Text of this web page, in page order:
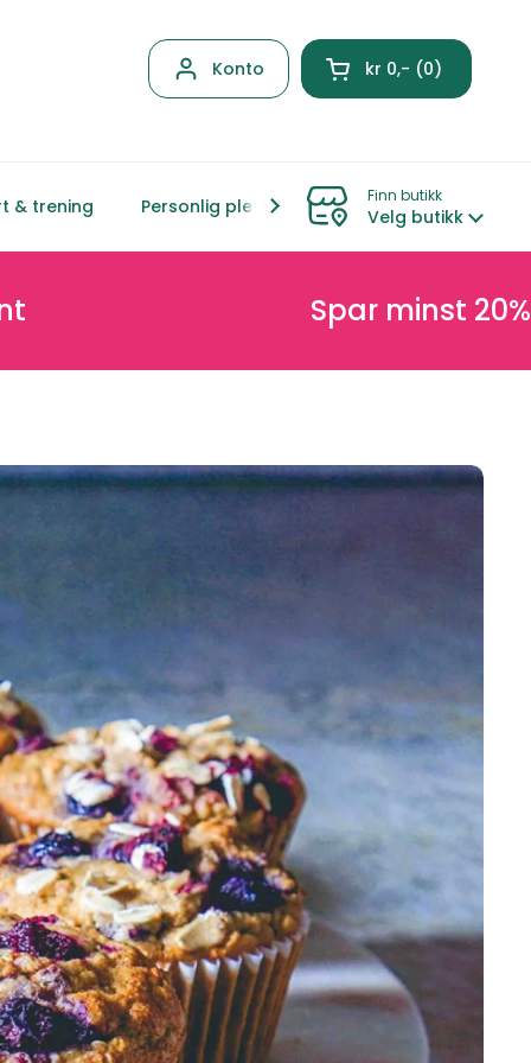
Konto Åpen kurven
kr 0,- 0
& trening Personlig pleie Hjem & livsstil
Finn butikk
Velg butikk
Spar minst 20% på nett